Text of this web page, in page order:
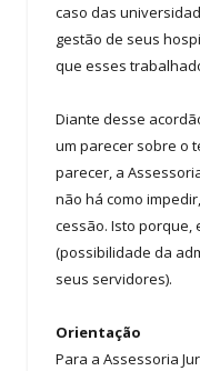
caso das
gestão de seus
que esses
Diante desse
um parecer sobre o
parecer, a
não há como
cessão. Isto porque,
(possibilidade da
seus servidores).
Orientação
Para a Assessoria